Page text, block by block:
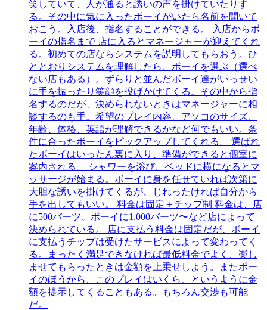
笑していて、人が通ると誘いの声を掛けていたりす
る。その中に気に入ったボーイがいたら名前を聞いて
おこう。入店後、指名することができる。 入店からボ
ーイの指名まで 店に入るとマネージャーが迎えてくれ
る。初めての店ならシステムを説明してもらおう。ひ
ととおりシステムを理解したら、ボーイを選ぶ（選べ
ない店もある）。ずらりと並んだボーイ達がいっせい
に手を振ったり笑顔を投げかけてくる。その中から指
名するのだが、決められないときはマネージャーに相
談するのも手。希望のプレイ内容、アソコのサイズ、
年齢、体格、英語が理解できるかなど何でもいい。条
件に合ったボーイをピックアップしてくれる。 選ばれ
たボーイはいったん裏に入り、準備ができると個室に
案内される。 シャワーを浴び、ベッドに横になるとマ
ッサージが始まる。ボーイに身を任せていれば次第に
大胆な誘いを掛けてくるが、じれったければ自分から
手を出してもいい。 料金は固定＋チップ制 料金は、店
に500バーツ、ボーイに1,000バーツ〜など店によって
決められている。 店に支払う料金は固定だが、ボーイ
に支払うチップは受けたサービスによって変わってく
る。まったく満足できなければ最低料金でよく、楽し
ませてもらったときは金額を上乗せしよう。またボー
イのほうから、このプレイはいくら、というように金
額を提示してくることもある。もちろん交渉も可能
だ。